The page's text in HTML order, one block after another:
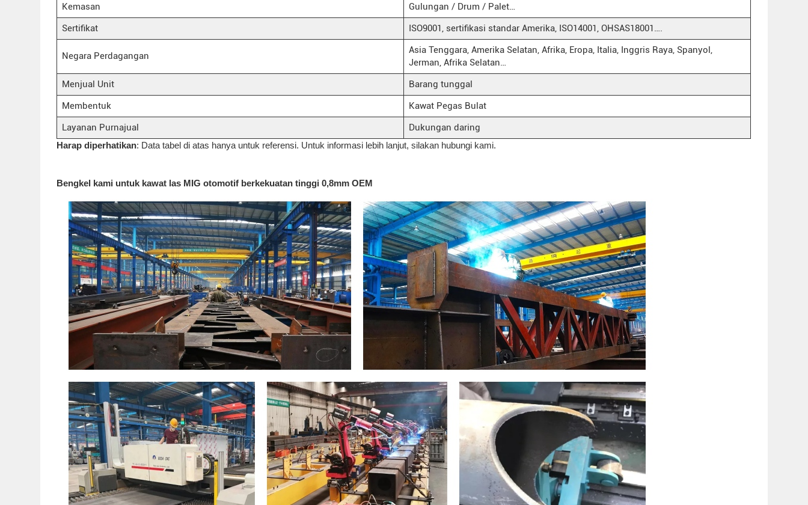
Kemasan
Gulungan / Drum / Palet…
Sertifikat
ISO9001, sertifikasi standar Amerika, ISO14001, OHSAS18001….
Negara Perdagangan
Asia Tenggara, Amerika Selatan, Afrika, Eropa, Italia, Inggris Raya, Spanyol,
Jerman, Afrika Selatan…
Menjual Unit
Barang tunggal
Membentuk
Kawat Pegas Bulat
Layanan Purnajual
Dukungan daring
Harap diperhatikan: Data tabel di atas hanya untuk referensi. Untuk informasi lebih lanjut, silakan hubungi kami.
Bengkel kami untuk kawat las MIG otomotif berkekuatan tinggi 0,8mm OEM